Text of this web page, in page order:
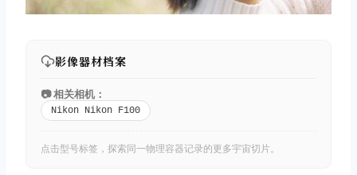
影像器材档案
📷 相关相机：
Nikon Nikon F100
点击型号标签，探索同一物理容器记录的更多宇宙切片。